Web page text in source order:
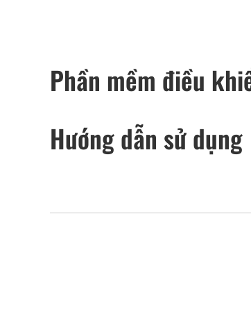
Phần mềm điều
Hướng dẫn sử dụng